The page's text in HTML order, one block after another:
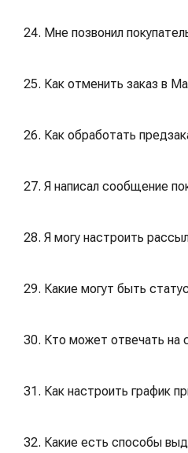
24. Мне позвонил
25. Как отменить заказ в
26. Как обработать
27. Я написал сообщение
28. Я могу настроить
29. Какие могут быть
30. Кто может отвечать на
31. Как настроить график
32. Какие есть способы